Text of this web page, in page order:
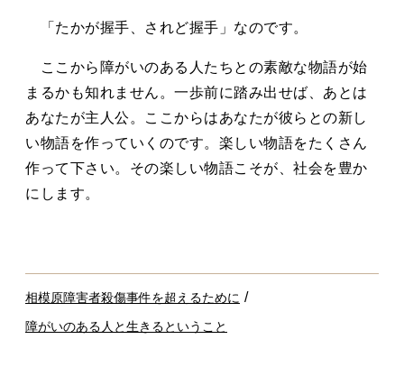
「たかが握手、されど握手」なのです。
ここから障がいのある人たちとの素敵な物語が始
まるかも知れません。一歩前に踏み出せば、あとは
あなたが主人公。ここからはあなたが彼らとの新し
い物語を作っていくのです。楽しい物語をたくさん
作って下さい。その楽しい物語こそが、社会を豊か
にします。
相模原障害者殺傷事件を超えるために /
障がいのある人と生きるということ